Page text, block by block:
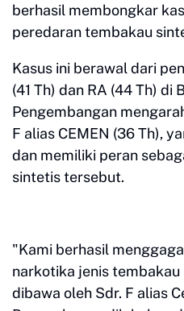
berhasil membongkar
peredaran tembakau
Kasus ini berawal dari
(41 Th) dan RA (44 Th) di
Pengembangan
F alias CEMEN (36 Th),
dan memiliki peran
sintetis tersebut.
"Kami berhasil
narkotika jenis
dibawa oleh Sdr. F alias